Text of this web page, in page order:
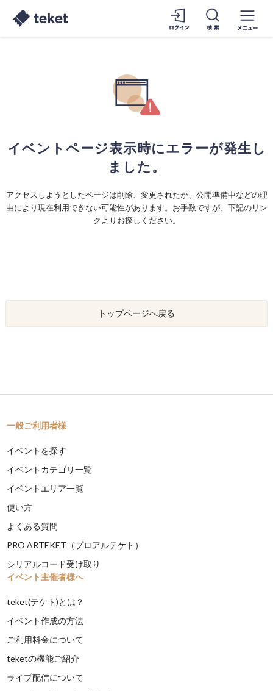
イベントページ表示時にエラーが発生し
ました。
アクセスしようとしたページは削除、変更されたか、公開準備中などの理
由により現在利用できない可能性があります。お手数ですが、下記のリン
クよりお探しください。
トップページへ戻る
一般ご利用者様
イベントを探す
イベントカテゴリ一覧
イベントエリア一覧
使い方
よくある質問
PRO ARTEKET（プロアルテケト）
シリアルコード受け取り
イベント主催者様へ
teket(テケト)とは？
イベント作成の方法
ご利用料金について
teketの機能ご紹介
ライブ配信について